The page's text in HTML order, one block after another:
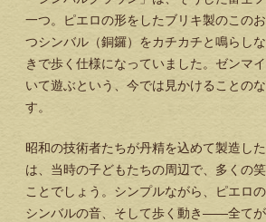
一つ。ピエロの形をしたブリキ製のこの
つシンバル（銅鑼）をカチカチと鳴らし
きで歩く仕様になっていました。ゼンマ
いて遊ぶという、今では見かけることの
す。
昭和の技術者たちが丹精を込めて製造し
は、当時の子どもたちの周辺で、多くの
ことでしょう。シンプルながら、ピエロ
シンバルの音、そして歩く動き——全て